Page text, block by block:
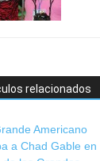
relacionados